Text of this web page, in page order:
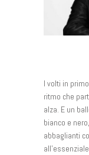
I volti in
ritmo che
alza. E un
bianco e
abbaglianti